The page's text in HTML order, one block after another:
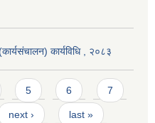
कार्यविधि , २०८३
5 6 7
next › last »